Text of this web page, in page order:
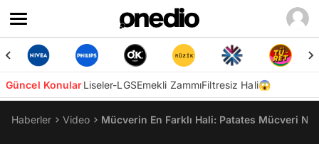
Güncel KonularLiseler-LGSEmekli ZammıFiltresiz Hali😱
Haberler Video Mücverin En Farklı Hali: Patates Mücveri